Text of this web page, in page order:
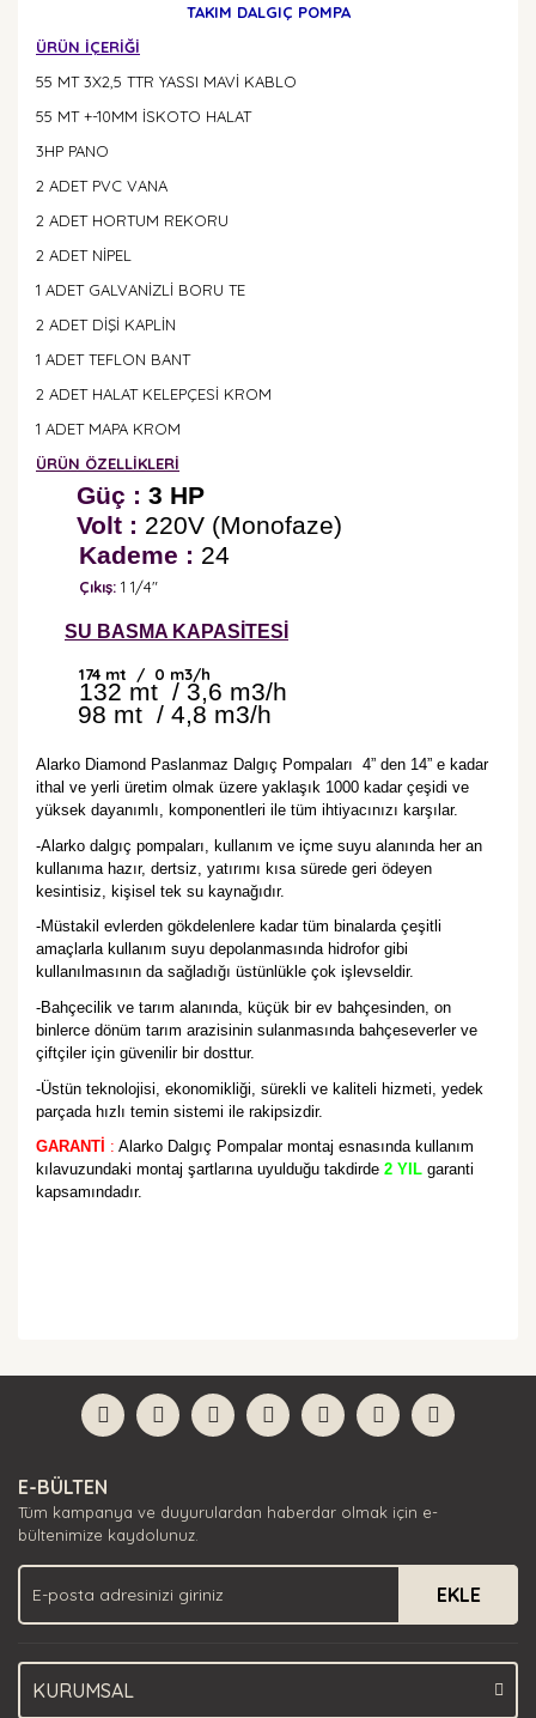
TAKIM DALGIÇ POMPA
ÜRÜN İÇERİĞİ
55 MT 3X2,5 TTR YASSI MAVİ KABLO
55 MT +-10MM İSKOTO HALAT
3HP PANO
2 ADET PVC VANA
2 ADET HORTUM REKORU
2 ADET NİPEL
1 ADET GALVANİZLİ BORU TE
2 ADET DİŞİ KAPLİN
1 ADET TEFLON BANT
2 ADET HALAT KELEPÇESİ KROM
1 ADET MAPA KROM
ÜRÜN ÖZELLİKLERİ
Güç : 3 HP
Volt : 220V (Monofaze)
Kademe : 24
Çıkış: 1 1/4"
SU BASMA KAPASİTESİ
174 mt / 0 m3/h
132 mt / 3,6 m3/h
98 mt / 4,8 m3/h
Alarko Diamond Paslanmaz Dalgıç Pompaları 4” den 14” e kadar
ithal ve yerli üretim olmak üzere yaklaşık 1000 kadar çeşidi ve
yüksek dayanımlı, komponentleri ile tüm ihtiyacınızı karşılar.
-Alarko dalgıç pompaları, kullanım ve içme suyu alanında her an
kullanıma hazır, dertsiz, yatırımı kısa sürede geri ödeyen
kesintisiz, kişisel tek su kaynağıdır.
-Müstakil evlerden gökdelenlere kadar tüm binalarda çeşitli
amaçlarla kullanım suyu depolanmasında hidrofor gibi
kullanılmasının da sağladığı üstünlükle çok işlevseldir.
-Bahçecilik ve tarım alanında, küçük bir ev bahçesinden, on
binlerce dönüm tarım arazisinin sulanmasında bahçeseverler ve
çiftçiler için güvenilir bir dosttur.
-Üstün teknolojisi, ekonomikliği, sürekli ve kaliteli hizmeti, yedek
parçada hızlı temin sistemi ile rakipsizdir.
GARANTİ : Alarko Dalgıç Pompalar montaj esnasında kullanım
kılavuzundaki montaj şartlarına uyulduğu takdirde 2 YIL garanti
kapsamındadır.
Yorum Yaz
formunu kullanarak tarafımıza iletebilirsiniz.
Görüş ve önerileriniz için teşekkür ederiz.
Ürün açıklamasında eksik bilgiler bulunuyor.
Ürün bilgilerinde hatalar bulunuyor.
Bu ürüne benzer farklı alternatifler olmalı.
E-BÜLTEN
Tüm kampanya ve duyurulardan haberdar olmak için e-
bültenimize kaydolunuz.
EKLE
KURUMSAL